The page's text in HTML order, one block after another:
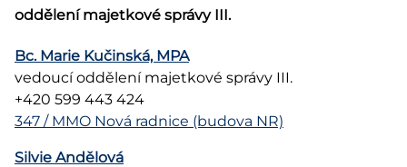
oddělení majetkové správy III.
Bc. Marie Kučinská, MPA
vedoucí oddělení majetkové správy III.
+420 599 443 424
347 / MMO Nová radnice (budova NR)
Silvie Andělová